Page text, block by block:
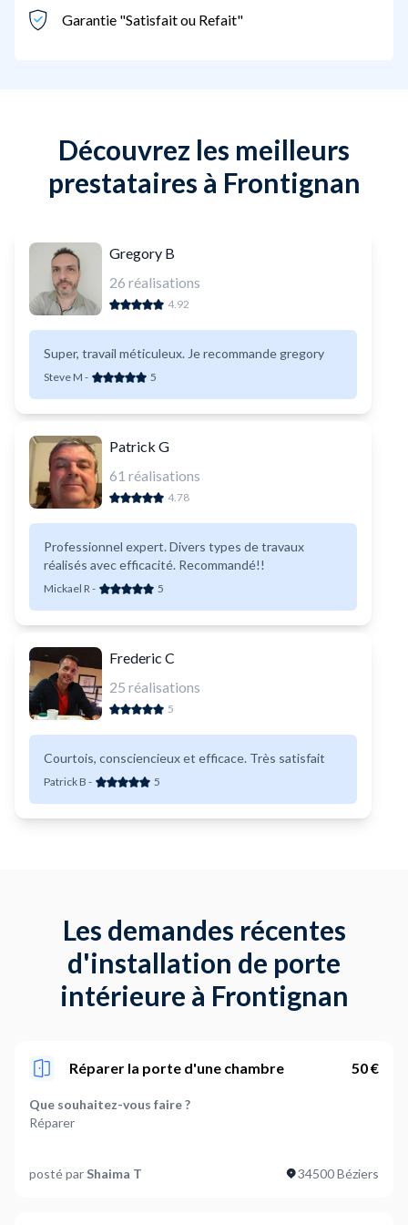
Garantie "Satisfait ou Refait"
Découvrez les meilleurs
prestataires à Frontignan
Gregory B
26 réalisations
4.92
Super, travail méticuleux. Je recommande gregory
Steve M - 5
Patrick G
61 réalisations
4.78
Professionnel expert. Divers types de travaux
réalisés avec efficacité. Recommandé!!
Mickael R - 5
Frederic C
25 réalisations
5
Courtois, consciencieux et efficace. Très satisfait
Patrick B - 5
Les demandes récentes
d'installation de porte
intérieure à Frontignan
Réparer la porte d'une chambre 50 €
Que souhaitez-vous faire ?
Réparer
1
posté par Shaima T 34500 Béziers